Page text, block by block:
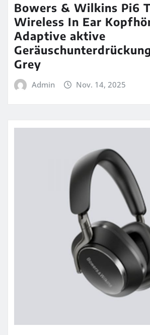
Bowers & Wilkins Pi6
Wireless In Ear
Adaptive aktive
Grey
Admin Nov. 14, 2025